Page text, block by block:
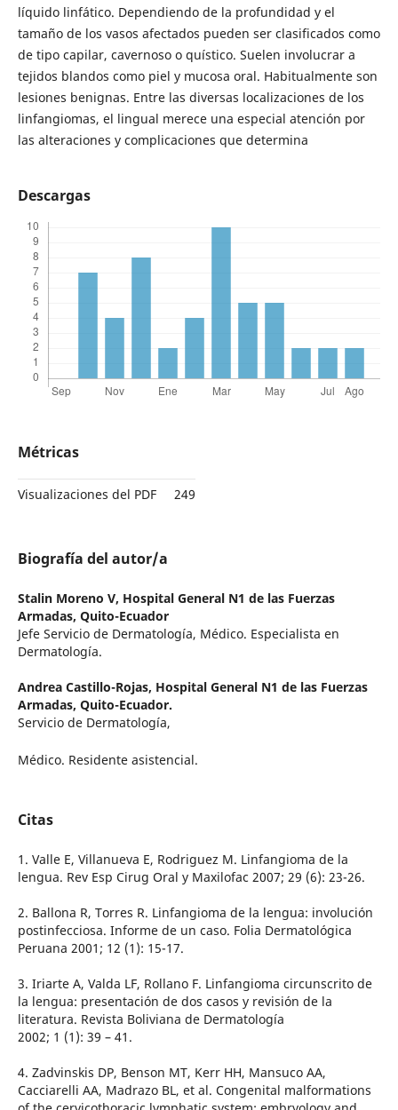
líquido linfático. Dependiendo de la profundidad y el
tamaño de los vasos afectados pueden ser clasificados como
de tipo capilar, cavernoso o quístico. Suelen involucrar a
tejidos blandos como piel y mucosa oral. Habitualmente son
lesiones benignas. Entre las diversas localizaciones de los
linfangiomas, el lingual merece una especial atención por
las alteraciones y complicaciones que determina
Descargas
Métricas
Visualizaciones del PDF 249
Biografía del autor/a
Stalin Moreno V, Hospital General N1 de las Fuerzas
Armadas, Quito-Ecuador
Jefe Servicio de Dermatología, Médico. Especialista en
Dermatología.
Andrea Castillo-Rojas, Hospital General N1 de las Fuerzas
Armadas, Quito-Ecuador.
Servicio de Dermatología,
Médico. Residente asistencial.
Citas
1. Valle E, Villanueva E, Rodriguez M. Linfangioma de la
lengua. Rev Esp Cirug Oral y Maxilofac 2007; 29 (6): 23-26.
2. Ballona R, Torres R. Linfangioma de la lengua: involución
postinfecciosa. Informe de un caso. Folia Dermatológica
Peruana 2001; 12 (1): 15-17.
3. Iriarte A, Valda LF, Rollano F. Linfangioma circunscrito de
la lengua: presentación de dos casos y revisión de la
literatura. Revista Boliviana de Dermatología
2002; 1 (1): 39 – 41.
4. Zadvinskis DP, Benson MT, Kerr HH, Mansuco AA,
Cacciarelli AA, Madrazo BL, et al. Congenital malformations